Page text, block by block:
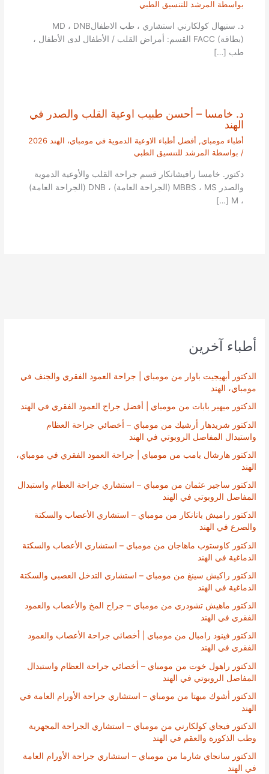
أطباء آخرين
الدكتور أبهيجيت باوار من مومباي | جراحة العمود الفقري والجنف في
مومباي، الهند
الدكتور ميهير بابات من مومباي | أفضل جراح العمود الفقري في الهند
الدكتور شريدهار أرشيك من مومباي – أخصائي جراحة العظام
واستبدال المفاصل الروبوتي في الهند
الدكتور هارشال بامب من مومباي | جراحة العمود الفقري في مومباي،
الهند
الدكتور ساجير عثمان من مومباي – استشاري جراحة العظام واستبدال
المفاصل الروبوتي في الهند
الدكتور راميش باتانكار من مومباي – استشاري الأعصاب والسكتة
والصرع في الهند
الدكتور كاوستوب ماهاجان من مومباي – استشاري الأعصاب والسكتة
الدماغية في الهند
الدكتور راكيش سينغ من مومباي – استشاري التدخل العصبي والسكتة
الدماغية في الهند
الدكتور ماهيش تشودري من مومباي – جراح المخ والأعصاب والعمود
الفقري في الهند
الدكتور فينود رامبال من مومباي | أخصائي جراحة الأعصاب والعمود
الفقري في الهند
الدكتور راهول خوت من مومباي – أخصائي جراحة العظام واستبدال
المفاصل الروبوتي في الهند
الدكتور أشوك ميهتا من مومباي – استشاري جراحة الأورام العامة في
الهند
الدكتور فيجاي كولكارني من مومباي – استشاري الجراحة المجهرية
وطب الذكورة والعقم في الهند
الدكتور سانجاي شارما من مومباي – استشاري جراحة الأورام العامة
في الهند
بواسطة المرشد للتنسيق الطبي
د. سنيهال كولكارني استشاري ، طب الاطفالMD ، DNB
(بطاقة) FACC القسم: أمراض القلب / الأطفال لدى الأطفال ،
طب […]
د. خامسا – أحسن طبيب اوعية القلب والصدر في
الهند
أطباء مومباي, أفضل أطباء الاوعية الدموية في مومباي، الهند 2026
/ بواسطة المرشد للتنسيق الطبي
دكتور. خامسا رافيشانكار قسم جراحة القلب والأوعية الدموية
والصدر MBBS ، MS (الجراحة العامة) ، DNB (الجراحة العامة)
، M […]